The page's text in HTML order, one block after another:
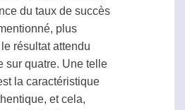
du taux de succès
plus
résultat attendu
sur quatre. Une telle
la caractéristique
et cela,